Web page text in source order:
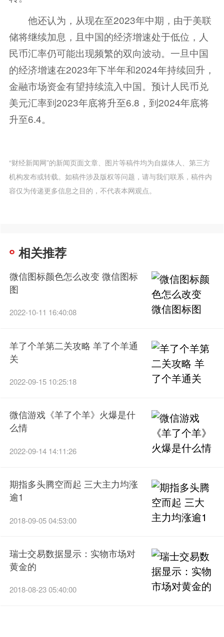
他还认为，从现在至2023年中期，由于美联
储将继续加息，且中国的经济增速处于低位，人
民币汇率仍可能出现频繁的双向波动。一旦中国
的经济增速在2023年下半年和2024年持续回升，
金融市场资金有望持续流入中国。预计人民币兑
美元汇率到2023年底将升至6.8，到2024年底将
升至6.4。
“财经新闻网”的新闻页面文章、图片等稿件均为自媒体人、第三方
机构发布或转载。如稿件涉及版权等问题，请与我们联系，稿件内
容仅为传递更多信息之目的，不代表本网观点。
相关推荐
微信图标颜色怎么改变 微信图标
图
2022-10-11 16:40:08
羊了个羊第二关攻略 羊了个羊通
关
2022-09-15 10:25:18
微信游戏《羊了个羊》火爆是什
么情
2022-09-14 14:11:26
期指多头腾空而起 三大主力均涨
逾1
2018-09-05 04:53:00
瑞士交易数据显示：实物市场对
黄金的
2018-08-23 05:40:00